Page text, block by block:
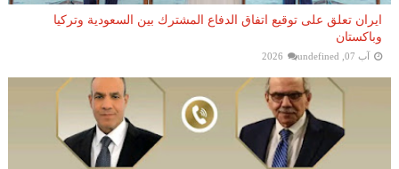
ايران تعلق على توقيع اتفاق الدفاع المشترك بين السعودية وتركيا
وباكستان
آب 07, 2026 undefined